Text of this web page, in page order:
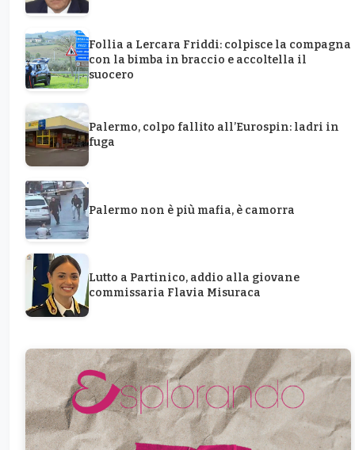
Follia a Lercara Friddi: colpisce la compagna
con la bimba in braccio e accoltella il
suocero
Palermo, colpo fallito all’Eurospin: ladri in
fuga
Palermo non è più mafia, è camorra
Lutto a Partinico, addio alla giovane
commissaria Flavia Misuraca